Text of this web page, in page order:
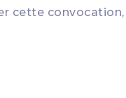
cette